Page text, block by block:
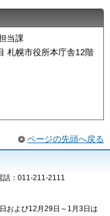
当課
札幌市役所本庁舎12階
ページの先頭へ戻る
話：011-211-2111
および12月29日～1月3日は